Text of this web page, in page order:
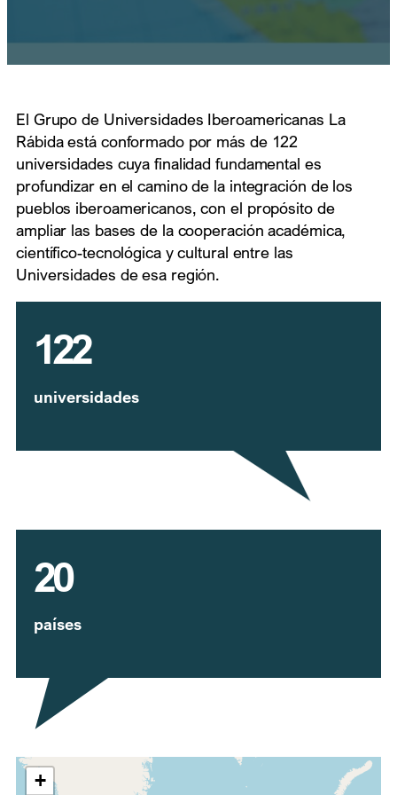
El Grupo de Universidades Iberoamericanas La
Rábida está conformado por más de 122
universidades cuya finalidad fundamental es
profundizar en el camino de la integración de los
pueblos iberoamericanos, con el propósito de
ampliar las bases de la cooperación académica,
científico-tecnológica y cultural entre las
Universidades de esa región.
122
universidades
20
países
+
Expandir mapa